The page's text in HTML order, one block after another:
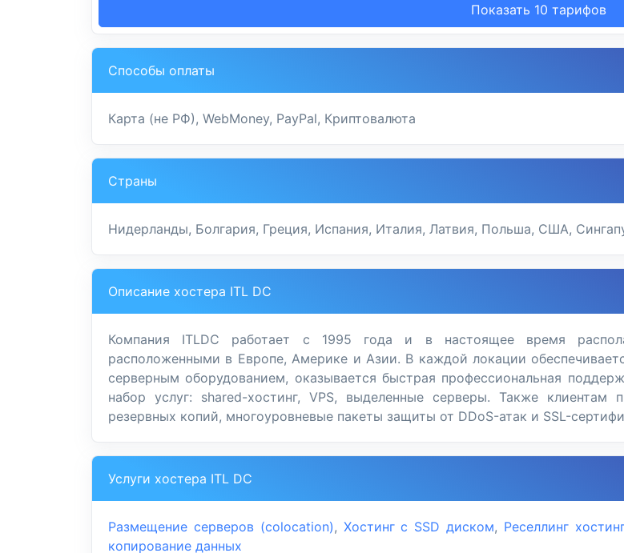
Показать 10 тарифов
Способы оплаты
Карта (не РФ), WebMoney, PayPal, Криптовалюта
Страны
Нидерланды, Болгария, Греция, Испания, Италия, Латвия, Польша, США,
Описание хостера ITL DC
Компания ITLDC работает с 1995 года и в настоящее время
расположенными в Европе, Америке и Азии. В каждой локации
серверным оборудованием, оказывается быстрая профессиональная
набор услуг: shared-хостинг, VPS, выделенные серверы. Также клиентам
резервных копий, многоуровневые пакеты защиты от DDoS-атак и SSL-
Услуги хостера ITL DC
Размещение серверов (colocation), Хостинг с SSD диском, Реселлинг
копирование данных